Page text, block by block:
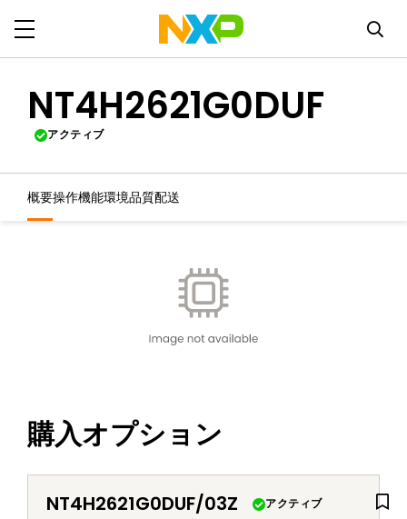
NT4H2621G0DUF
アクティブ
概要操作機能環境品質配送
購入オプション
NT4H2621G0DUF/03Z アクティブ